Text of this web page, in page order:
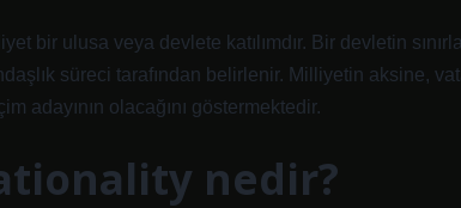
bir ulusa veya devlete katılımdır. Bir devletin
süreci tarafından belirlenir. Milliyetin aksine,
adayının olacağını göstermektedir.
nedir?